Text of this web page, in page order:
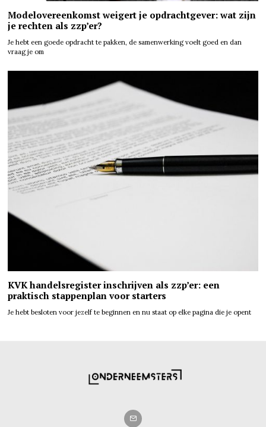
Modelovereenkomst weigert je opdrachtgever: wat zijn
je rechten als zzp’er?
Je hebt een goede opdracht te pakken, de samenwerking voelt goed en dan
vraag je om
KVK handelsregister inschrijven als zzp’er: een
praktisch stappenplan voor starters
Je hebt besloten voor jezelf te beginnen en nu staat op elke pagina die je opent